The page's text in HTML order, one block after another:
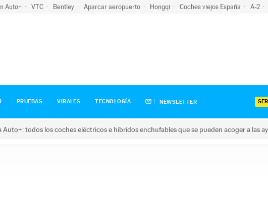
Auto+ VTC Bentley Aparcar aeropuerto Hongqi Coches viejos España A-2
PRUEBAS VIRALES TECNOLOGÍA NEWSLETTER
todos los coches eléctricos e híbridos enchufables que se pueden acoger a las